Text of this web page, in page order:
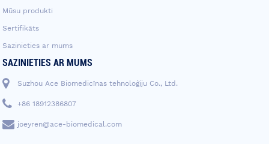
Mūsu produkti
Sertifikāts
Sazinieties ar mums
SAZINIETIES AR MUMS
Suzhou Ace Biomedicīnas tehnoloģiju Co., Ltd.
+86 18912386807
joeyren@ace-biomedical.com